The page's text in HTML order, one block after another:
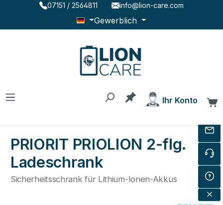
Zum Hauptinhalt springen
07151 / 2564811 info@lion-care.com
Gewerblich
Du hast 0 Produkte
Ihr Konto
PRIORIT PRIOLION 2-flg.
Ladeschrank
Sicherheitsschrank für Lithium-Ionen-Akkus